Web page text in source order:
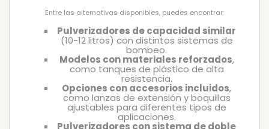
Entre las alternativas disponibles, puedes encontrar:
Pulverizadores de capacidad similar
(10-12 litros) con distintos sistemas de
bombeo.
Modelos con materiales reforzados,
como tanques de plástico de alta
resistencia.
Opciones con accesorios incluidos,
como lanzas de extensión y boquillas
ajustables para diferentes tipos de
aplicaciones.